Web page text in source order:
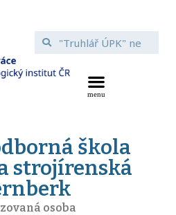
škola
strojírenská
osoba